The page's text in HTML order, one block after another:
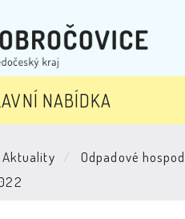
NABÍDKA
Aktuality
Odpadové